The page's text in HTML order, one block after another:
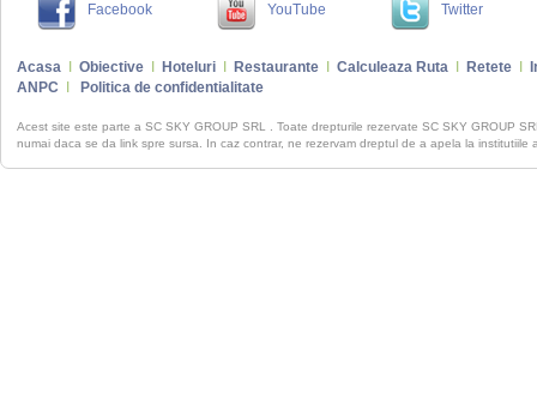
Facebook YouTube Twitter
Acasa Obiective Hoteluri Restaurante Calculeaza Ruta Retete
ANPC
Politica de confidentialitate
Acest site este parte a SC SKY GROUP SRL . Toate drepturile rezervate SC SKY GROUP
numai daca se da link spre sursa. In caz contrar, ne rezervam dreptul de a apela la institutiile